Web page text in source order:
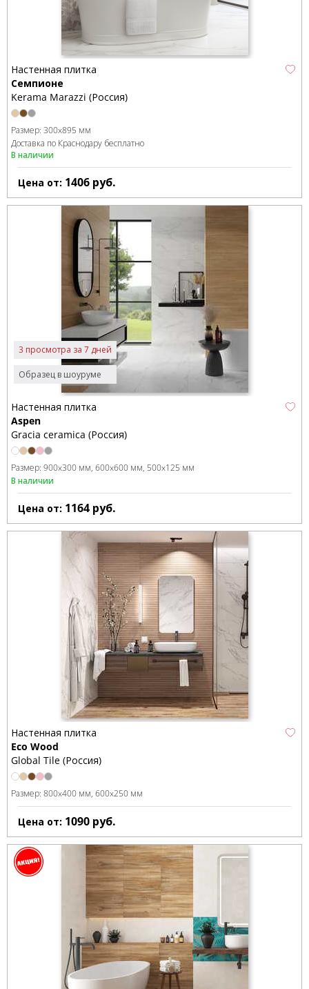
Настенная плитка
Семпионе
Kerama Marazzi (Россия)
Размер: 300x895 мм
Доставка по Краснодару бесплатно
В наличии
Цена от: 1406 руб.
Образец в шоуруме
3 просмотра за 7 дней
Настенная плитка
Aspen
Gracia ceramica (Россия)
Размер: 900x300 мм 600x600 мм 500x125 мм
В наличии
Цена от: 1164 руб.
Настенная плитка
Eco Wood
Global Tile (Россия)
Размер: 800x400 мм 600x250 мм
Цена от: 1090 руб.